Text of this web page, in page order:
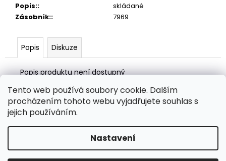
Tento web používá soubory cookie. Dalším
procházením tohoto webu vyjadřujete souhlas s
jejich používáním.
Nastavení
Popis::
skládané
Zásobník:: 7969
Popis Diskuze
Popis produktu není dostupný
TORK
PRŮMYSLOVÁ
UTĚRKA
HANDY
BOX
1
382
Kč
á Zboží.cz Heureka.cz